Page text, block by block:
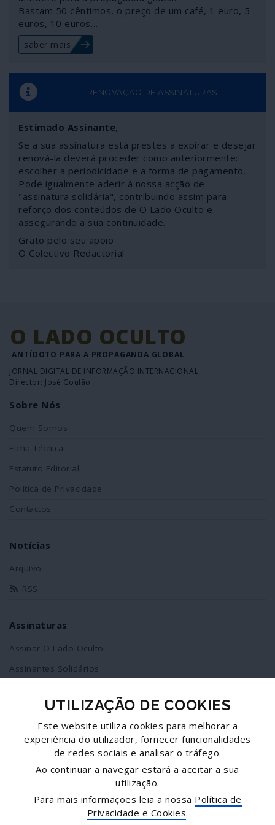
Bastam 50 cêntimos, o preço de um café, 1 euro, 5
euros, 10 euros…
saber mais
RENOVAÇÃO DE ASSINATURAS
Estimado Assinante,
Se a sua assinatura está prestes a expirar e desejar
renová-la deverá proceder como anteriormente:
escolher a periodicidade e a forma de pagamento.
Pode igualmente aderir à nossa acção de
"assinatura solidária", contribuindo assim para
reforço dos conteúdos de O Lado Oculto e
assegurando a sua continuidade.
Grato pelo seu apoio
O Colectivo Redactorial
O LADO OCULTO
ANTÍDOTO PARA A PROPAGANDA GLOBAL
JORNAL DIGITAL DE INFORMAÇÃO INTERNACIONAL
Director: José Goulão
Sobre Nós
Quem Somos
Ficha Técnica
Estatuto Editorial
Política de Privacidade
Contactos
Notícias
Arquivo
RSS
Assinaturas
Assinar O Lado Oculto
Assinantes Solidários
Redes Sociais
Siga-nos no facebook
Twitter
UTILIZAÇÃO DE COOKIES
Este website utiliza cookies para melhorar a
experiência do utilizador, fornecer funcionalidades
de redes sociais e analisar o tráfego.
Ao continuar a navegar estará a aceitar a sua
utilização.
Para mais informações leia a nossa Política de
Privacidade e Cookies.